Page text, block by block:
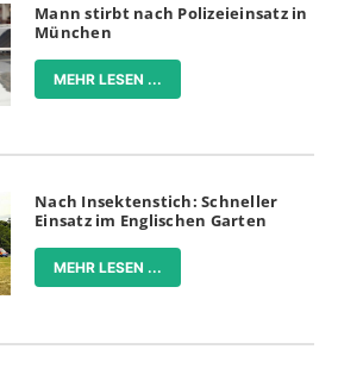
Mann stirbt nach Polizeieinsatz in
München
MEHR LESEN ...
Nach Insektenstich: Schneller
Einsatz im Englischen Garten
MEHR LESEN ...